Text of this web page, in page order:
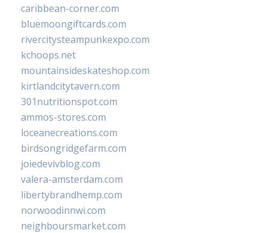
caribbean-corner.com
bluemoongiftcards.com
rivercitysteampunkexpo.com
kchoops.net
mountainsideskateshop.com
kirtlandcitytavern.com
301nutritionspot.com
ammos-stores.com
loceanecreations.com
birdsongridgefarm.com
joiedevivblog.com
valera-amsterdam.com
libertybrandhemp.com
norwoodinnwi.com
neighboursmarket.com